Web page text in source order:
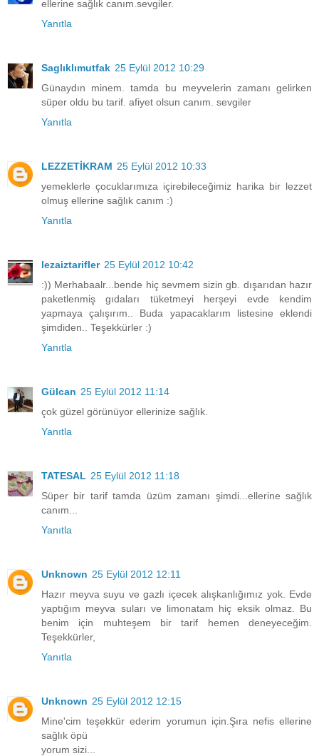
ellerine sağlık canım.sevgiler.
Yanıtla
Saglıklımutfak 25 Eylül 2012 10:29
Günaydın minem. tamda bu meyvelerin zamanı gelirken
süper oldu bu tarif. afiyet olsun canım. sevgiler
Yanıtla
LEZZETİKRAM 25 Eylül 2012 10:33
yemeklerle çocuklarımıza içirebileceğimiz harika bir lezzet
olmuş ellerine sağlık canım :)
Yanıtla
lezaiztarifler 25 Eylül 2012 10:42
:)) Merhabaalr...bende hiç sevmem sizin gb. dışarıdan hazır
paketlenmiş gıdaları tüketmeyi herşeyi evde kendim
yapmaya çalışırım.. Buda yapacaklarım listesine eklendi
şimdiden.. Teşekkürler :)
Yanıtla
Gülcan 25 Eylül 2012 11:14
çok güzel görünüyor ellerinize sağlık.
Yanıtla
TATESAL 25 Eylül 2012 11:18
Süper bir tarif tamda üzüm zamanı şimdi...ellerine sağlık
canım...
Yanıtla
Unknown 25 Eylül 2012 12:11
Hazır meyva suyu ve gazlı içecek alışkanlığımız yok. Evde
yaptığım meyva suları ve limonatam hiç eksik olmaz. Bu
benim için muhteşem bir tarif hemen deneyeceğim.
Teşekkürler,
Yanıtla
Unknown 25 Eylül 2012 12:15
Mine'cim teşekkür ederim yorumun için.Şıra nefis ellerine
sağlık öpü
yorum sizi...